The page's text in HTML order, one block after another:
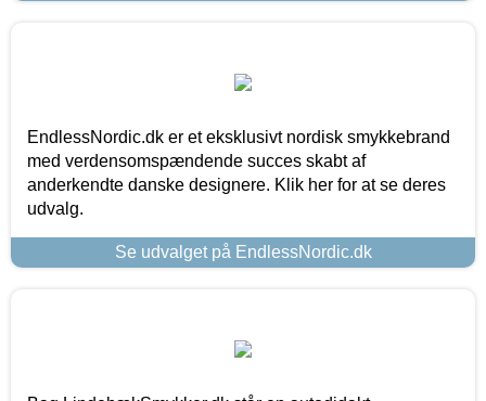
EndlessNordic.dk er et eksklusivt nordisk smykkebrand
med verdensomspændende succes skabt af
anderkendte danske designere. Klik her for at se deres
udvalg.
Se udvalget på EndlessNordic.dk